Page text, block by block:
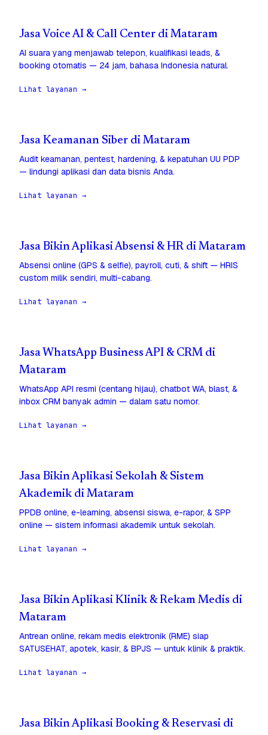
Jasa Voice AI & Call Center di Mataram
AI suara yang menjawab telepon, kualifikasi leads, &
booking otomatis — 24 jam, bahasa Indonesia natural.
Lihat layanan →
Jasa Keamanan Siber di Mataram
Audit keamanan, pentest, hardening, & kepatuhan UU PDP
— lindungi aplikasi dan data bisnis Anda.
Lihat layanan →
Jasa Bikin Aplikasi Absensi & HR di Mataram
Absensi online (GPS & selfie), payroll, cuti, & shift — HRIS
custom milik sendiri, multi-cabang.
Lihat layanan →
Jasa WhatsApp Business API & CRM di
Mataram
WhatsApp API resmi (centang hijau), chatbot WA, blast, &
inbox CRM banyak admin — dalam satu nomor.
Lihat layanan →
Jasa Bikin Aplikasi Sekolah & Sistem
Akademik di Mataram
PPDB online, e-learning, absensi siswa, e-rapor, & SPP
online — sistem informasi akademik untuk sekolah.
Lihat layanan →
Jasa Bikin Aplikasi Klinik & Rekam Medis di
Mataram
Antrean online, rekam medis elektronik (RME) siap
SATUSEHAT, apotek, kasir, & BPJS — untuk klinik & praktik.
Lihat layanan →
Jasa Bikin Aplikasi Booking & Reservasi di